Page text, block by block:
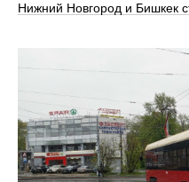
Нижний Новгород и Бишкек